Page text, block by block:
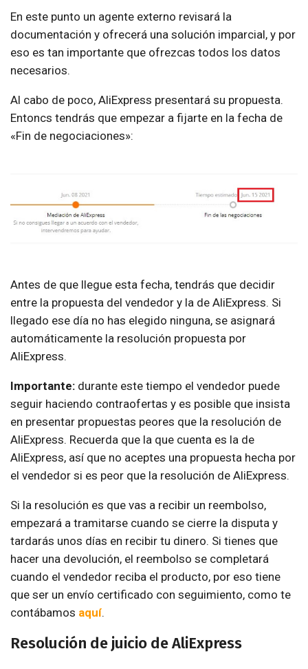
En este punto un agente externo revisará la
documentación y ofrecerá una solución imparcial, y por
eso es tan importante que ofrezcas todos los datos
necesarios.
Al cabo de poco, AliExpress presentará su propuesta.
Entoncs tendrás que empezar a fijarte en la fecha de
«Fin de negociaciones»:
Antes de que llegue esta fecha, tendrás que decidir
entre la propuesta del vendedor y la de AliExpress. Si
llegado ese día no has elegido ninguna, se asignará
automáticamente la resolución propuesta por
AliExpress.
Importante: durante este tiempo el vendedor puede
seguir haciendo contraofertas y es posible que insista
en presentar propuestas peores que la resolución de
AliExpress. Recuerda que la que cuenta es la de
AliExpress, así que no aceptes una propuesta hecha por
el vendedor si es peor que la resolución de AliExpress.
Si la resolución es que vas a recibir un reembolso,
empezará a tramitarse cuando se cierre la disputa y
tardarás unos días en recibir tu dinero. Si tienes que
hacer una devolución, el reembolso se completará
cuando el vendedor reciba el producto, por eso tiene
que ser un envío certificado con seguimiento, como te
contábamos aquí.
Resolución de juicio de AliExpress